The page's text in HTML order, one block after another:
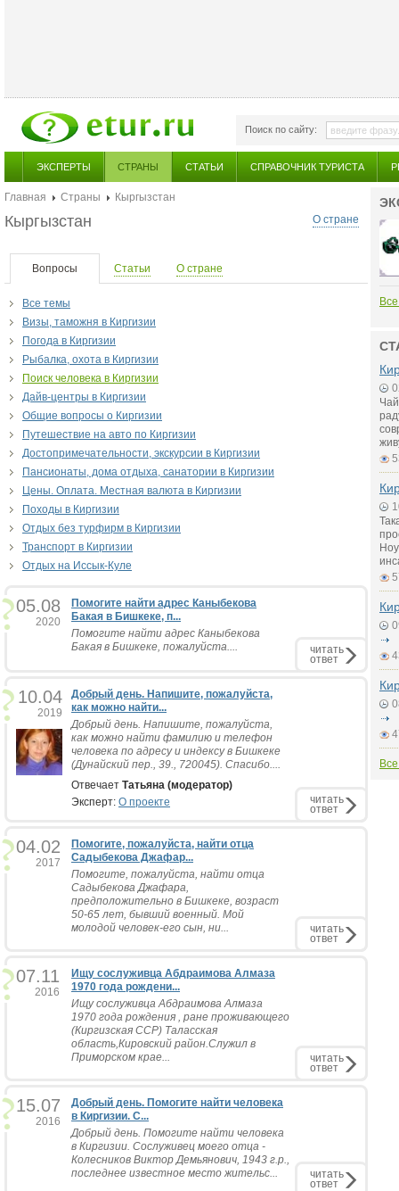
Поиск по сайту:
ЭКСПЕРТЫ СТРАНЫ СТАТЬИ СПРАВОЧНИК ТУРИСТА
Главная Страны
Кыргызстан
О стране
Кыргызстан
Вопросы Статьи О стране
Все темы
Визы, таможня в Киргизии
Погода в Киргизии
Рыбалка, охота в Киргизии
Поиск человека в Киргизии
Дайв-центры в Киргизии
Общие вопросы о Киргизии
Путешествие на авто по Киргизии
Достопримечательности, экскурсии в Киргизии
Пансионаты, дома отдыха, санатории в Киргизии
Цены. Оплата. Местная валюта в Киргизии
Походы в Киргизии
Отдых без турфирм в Киргизии
Транспорт в Киргизии
Отдых на Иссык-Куле
05.08
2020
Помогите найти адрес Каныбекова
Бакая в Бишкеке, п...
Помогите найти адрес Каныбекова
Бакая в Бишкеке, пожалуйста....
читать
ответ
10.04
2019
Добрый день. Напишите, пожалуйста,
как можно найти...
Добрый день. Напишите, пожалуйста,
как можно найти фамилию и телефон
человека по адресу и индексу в Бишкеке
(Дунайский пер., 39., 720045). Спасибо....
Отвечает Татьяна (модератор)
Эксперт: О проекте читать
ответ
04.02
2017
Помогите, пожалуйста, найти отца
Садыбекова Джафар...
Помогите, пожалуйста, найти отца
Садыбекова Джафара,
предположительно в Бишкеке, возраст
50-65 лет, бывший военный. Мой
молодой человек-его сын, ни...
читать
ответ
07.11
2016
Ищу сослуживца Абдраимова Алмаза
1970 года рождени...
Ищу сослуживца Абдраимова Алмаза
1970 года рождения , ране проживающего
(Киргизская ССР) Таласская
область,Кировский район.Служил в
Приморском крае...
читать
ответ
15.07
2016
Добрый день. Помогите найти человека
в Киргизии. С...
Добрый день. Помогите найти человека
в Киргизии. Сослуживец моего отца -
Колесников Виктор Демьянович, 1943 г.р.,
последнее известное место жительс...
читать
ответ